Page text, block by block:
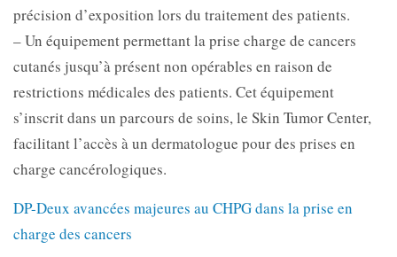
précision d’exposition lors du traitement des patients.
– Un équipement permettant la prise charge de cancers
cutanés jusqu’à présent non opérables en raison de
restrictions médicales des patients. Cet équipement
s’inscrit dans un parcours de soins, le Skin Tumor Center,
facilitant l’accès à un dermatologue pour des prises en
charge cancérologiques.
DP-Deux avancées majeures au CHPG dans la prise en
charge des cancers